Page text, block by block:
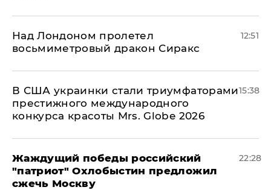
Над Лондоном пролетел
восьмиметровый дракон Сиракс
12:51
В США украинки стали триумфаторами
престижного международного
конкурса красоты Mrs. Globe 2026
15:38
Жаждущий победы российский
"патриот" Охлобыстин предложил
сжечь Москву
22:28